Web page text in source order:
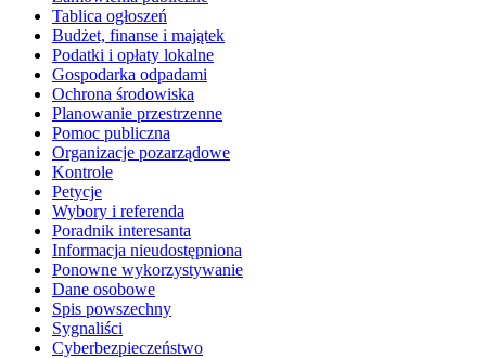
Tablica ogłoszeń
Budżet, finanse i majątek
Podatki i opłaty lokalne
Gospodarka odpadami
Ochrona środowiska
Planowanie przestrzenne
Pomoc publiczna
Organizacje pozarządowe
Kontrole
Petycje
Wybory i referenda
Poradnik interesanta
Informacja nieudostępniona
Ponowne wykorzystywanie
Dane osobowe
Spis powszechny
Sygnaliści
Cyberbezpieczeństwo